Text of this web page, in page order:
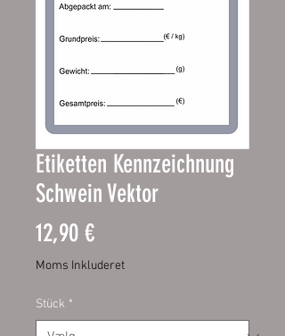
Etiketten Kennzeichnung
Schwein Vektor
12,90 €Pris
Moms Inkluderet
Stück *